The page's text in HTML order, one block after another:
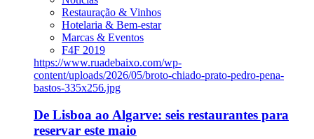
Restauração & Vinhos
Hotelaria & Bem-estar
Marcas & Eventos
F4F 2019
https://www.ruadebaixo.com/wp-
content/uploads/2026/05/broto-chiado-prato-pedro-pena-
bastos-335x256.jpg
De Lisboa ao Algarve: seis restaurantes para
reservar este maio